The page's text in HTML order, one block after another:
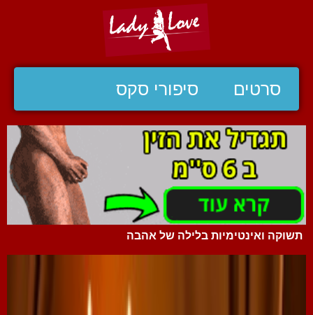
סרטים סיפורי סקס
תשוקה ואינטימיות בלילה של אהבה